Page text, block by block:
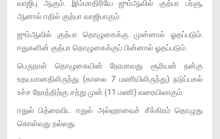
வாஜிபு ஆகும். இம்மாதிரியே ஜும்ஆவில் குத்பா பர்ளு,
ஆனால் ஈதில் குத்பா வாஜிபாகும்.
ஜும்ஆவில் குத்பா தொழுகைக்கு முன்னால் ஓதப்படும்.
ஈதுகளின் குத்பா தொழுகைக்குப் பின்னால் ஓதப்படும்.
பெருநாள் தொழுகையின் நேரமாவது சூரியன் நன்கு
உதயமானதிலிருந்து (காலை 7 மணியிலிருந்து) நடுப்பகல்
உச்ச நேரத்திற்கு சற்று முன் (11 மணி) வரையிலாகும்.
ஈதுல் பித்ரைவிட ஈதுல் அல்ஹாவைச் சீக்கிரம் தொழுது
கொள்வது நல்லது.